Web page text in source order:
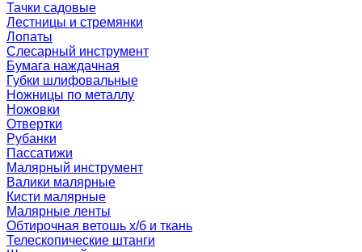
Тачки садовые
Лестницы и стремянки
Лопаты
Слесарный инструмент
Бумага наждачная
Губки шлифовальные
Ножницы по металлу
Ножовки
Отвертки
Рубанки
Пассатижи
Малярный инструмент
Валики малярные
Кисти малярные
Малярные ленты
Обтирочная ветошь х/б и ткань
Телескопические штанги